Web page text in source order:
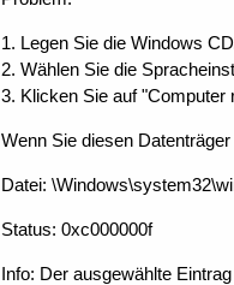
1. Legen Sie die Windows
2. Wählen Sie die
3. Klicken Sie auf "Computer
Wenn Sie diesen
Datei:
Status: 0xc000000f
Info: Der ausgewählte